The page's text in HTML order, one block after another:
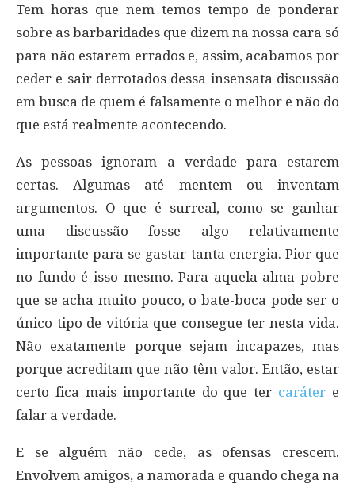
Tem horas que nem temos tempo de ponderar
sobre as barbaridades que dizem na nossa cara só
para não estarem errados e, assim, acabamos por
ceder e sair derrotados dessa insensata discussão
em busca de quem é falsamente o melhor e não do
que está realmente acontecendo.
As pessoas ignoram a verdade para estarem
certas. Algumas até mentem ou inventam
argumentos. O que é surreal, como se ganhar
uma discussão fosse algo relativamente
importante para se gastar tanta energia. Pior que
no fundo é isso mesmo. Para aquela alma pobre
que se acha muito pouco, o bate-boca pode ser o
único tipo de vitória que consegue ter nesta vida.
Não exatamente porque sejam incapazes, mas
porque acreditam que não têm valor. Então, estar
certo fica mais importante do que ter caráter e
falar a verdade.
E se alguém não cede, as ofensas crescem.
Envolvem amigos, a namorada e quando chega na